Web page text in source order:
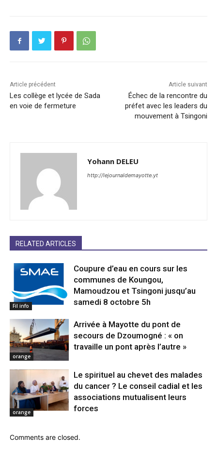
Article précédent
Les collège et lycée de Sada
en voie de fermeture
Article suivant
Échec de la rencontre du
préfet avec les leaders du
mouvement à Tsingoni
Yohann DELEU
http://lejournaldemayotte.yt
RELATED ARTICLES
Fil info
Coupure d’eau en cours sur les
communes de Koungou,
Mamoudzou et Tsingoni jusqu’au
samedi 8 octobre 5h
orange
Arrivée à Mayotte du pont de
secours de Dzoumogné : « on
travaille un pont après l’autre »
orange
Le spirituel au chevet des malades
du cancer ? Le conseil cadial et les
associations mutualisent leurs
forces
Comments are closed.